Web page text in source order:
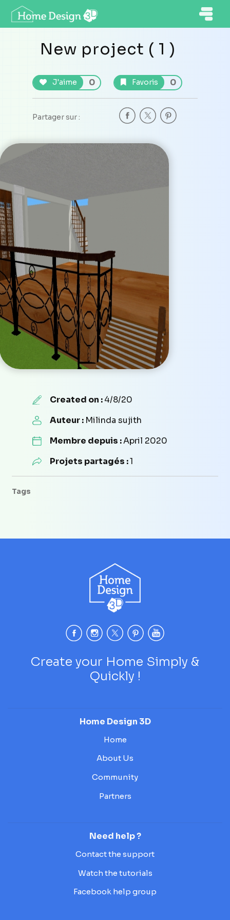
New project ( 1 )
J'aime 0 Favoris 0
Partager sur :
Created on :4/8/20
Auteur : Milinda sujith
Membre depuis :April 2020
Projets partagés :1
Tags
Create your Home Simply &
Quickly !
Home Design 3D
Home
About Us
Community
Partners
Need help ?
Contact the support
Watch the tutorials
Facebook help group